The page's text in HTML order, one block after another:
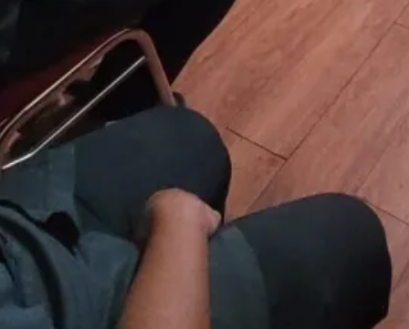
Monev Kinerja Kepaniteraan
Pengadilan Agama Sewilayah Hukum
PTA Papua Barat Bulan Agustus
6 August 2026
Kobarkan semangat untuk tetap
meningkatkan kinerja terbaik dengan tetap
menjunjung tinggi integritas untuk kemajuan
Pengadilan Tinggi Agama Papua Barat,
Raswinon
PTA Papua Barat Hadiri
Forum Konsultasi Publik (FKP) Tahun
2026 Secara Virtual
5 August 2026
Luar Biasa….
Bimbingan Teknis Pelatihan